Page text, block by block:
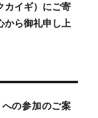
カイギ）にご寄
から御礼申し上
の参加のご案